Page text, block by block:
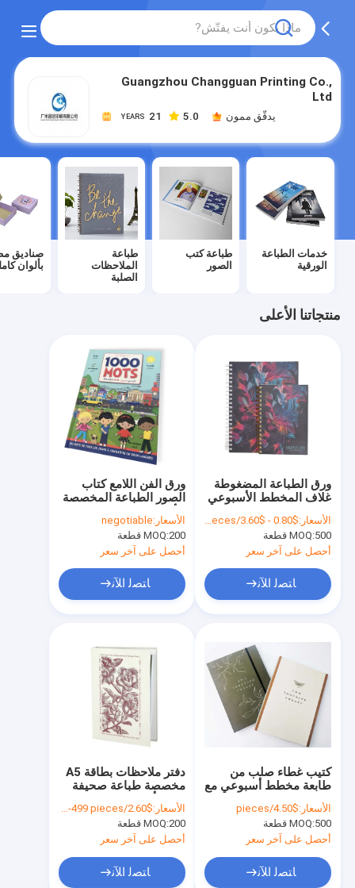
Guangzhou Changguan Printing Co.,
Ltd
21
YEARS 5.0 يدقّق ممون
خدمات الطباعة
الورقية
طباعة كتب
الصور
طباعة
الملاحظات
الصلبة
صناديق
بألوان
منتجاتنا الأعلى
ورق الفن اللامع كتاب
الصور الطباعة المخصصة
كتب أوفست
الأسعار:negotiable
MOQ:200 قطعة
أحصل على آخر سعر
ﺎﺘﺼﻟ ﺍﻶﻧ
ورق الطباعة المضغوطة
غلاف المخطط الأسبوعي
سميك مخصص
الأسعار:$0.80 - $3.60/pieces
MOQ:500 قطعة
أحصل على آخر سعر
ﺎﺘﺼﻟ ﺍﻶﻧ
دفتر ملاحظات بطاقة A5
مخصصة طباعة صحيفة
يومية أسبوعية مخطط
الميزانية دفتر ملاحظات
الأسعار:$2.60/pieces 200-499 pieces
MOQ:200 قطعة
أحصل على آخر سعر
ﺎﺘﺼﻟ ﺍﻶﻧ
كتيب غطاء صلب من
طابعة مخطط أسبوعي مع
80 ورقة صفحات داخلية
الأسعار:$4.50/pieces
MOQ:500 قطعة
أحصل على آخر سعر
ﺎﺘﺼﻟ ﺍﻶﻧ